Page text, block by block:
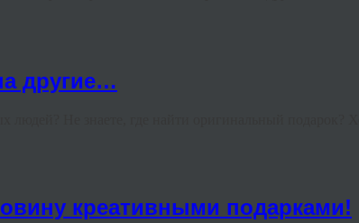
другие…
креативными подарками!